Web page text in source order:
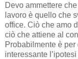
Devo ammettere
lavoro è quello che
office. Ciò che amo
ciò che attiene al
Probabilmente è
interessante